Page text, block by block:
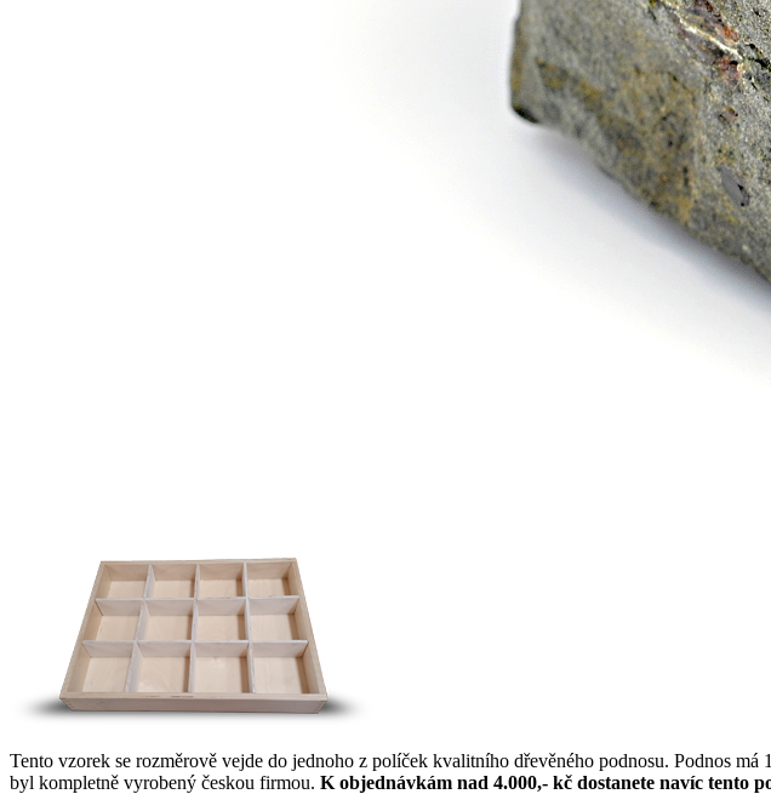
Tento vzorek se rozměrově vejde do jednoho z políček kvalitního dřevěného podnosu. Podnos
byl kompletně vyrobený českou firmou. K objednávkám nad 4.000,- kč dostanete navíc tento